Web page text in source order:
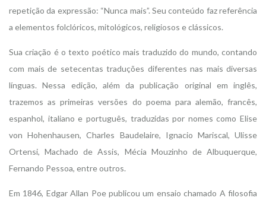
repetição da expressão: “Nunca mais”. Seu conteúdo faz referência
a elementos folclóricos, mitológicos, religiosos e clássicos.
Sua criação é o texto poético mais traduzido do mundo, contando
com mais de setecentas traduções diferentes nas mais diversas
línguas. Nessa edição, além da publicação original em inglês,
trazemos as primeiras versões do poema para alemão, francês,
espanhol, italiano e português, traduzidas por nomes como Elise
von Hohenhausen, Charles Baudelaire, Ignacio Mariscal, Ulisse
Ortensi, Machado de Assis, Mécia Mouzinho de Albuquerque,
Fernando Pessoa, entre outros.
Em 1846, Edgar Allan Poe publicou um ensaio chamado A filosofia